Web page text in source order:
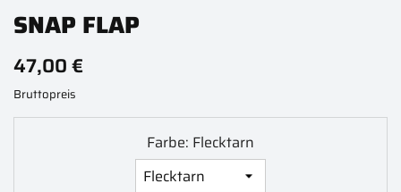
SNAP FLAP
47,00 €
Bruttopreis
Farbe: Flecktarn